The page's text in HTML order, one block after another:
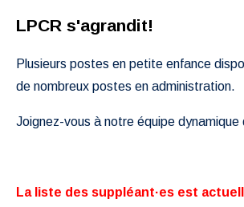
LPCR s'agrandit!
Plusieurs postes en petite enfance
de nombreux postes en administration.
Joignez-vous à notre équipe dynamique
La liste des suppléant·es est